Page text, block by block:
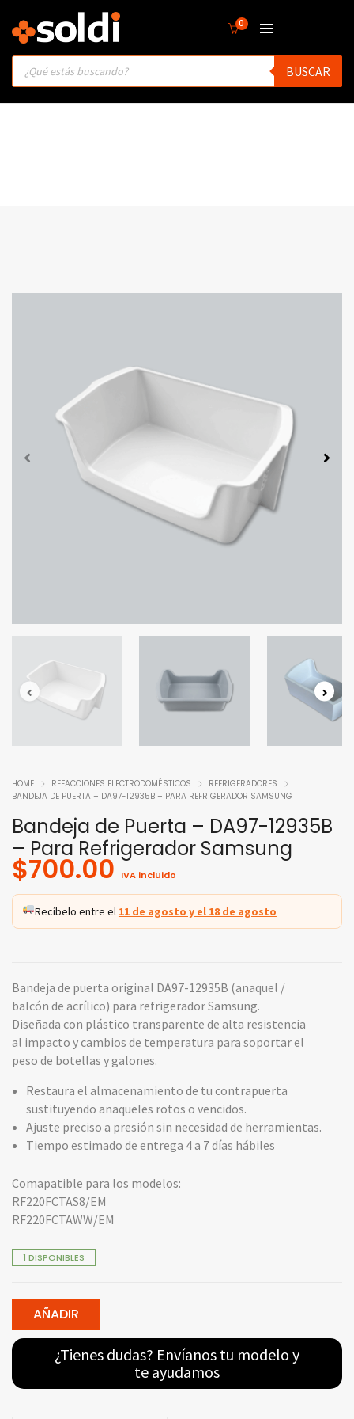
0
Products
search
BUSCAR
HOME REFACCIONES ELECTRODOMÉSTICOS
REFRIGERADORES
BANDEJA DE PUERTA – DA97-12935B – PARA REFRIGERADOR SAMSUNG
Bandeja de Puerta – DA97-12935B
– Para Refrigerador Samsung
$700.00 IVA incluido
Recíbelo entre el 11 de agosto y el 18 de agosto
Bandeja de puerta original DA97-12935B (anaquel /
balcón de acrílico) para refrigerador Samsung.
Diseñada con plástico transparente de alta resistencia
al impacto y cambios de temperatura para soportar el
peso de botellas y galones.
Restaura el almacenamiento de tu contrapuerta
sustituyendo anaqueles rotos o vencidos.
Ajuste preciso a presión sin necesidad de herramientas.
Tiempo estimado de entrega 4 a 7 días hábiles
Comapatible para los modelos:
RF220FCTAS8/EM
RF220FCTAWW/EM
1 DISPONIBLES
AÑADIR
¿Tienes dudas? Envíanos tu modelo y
te ayudamos